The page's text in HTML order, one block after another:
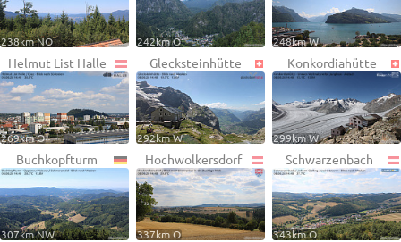
238km NO 242km O 248km W
Helmut List Halle
269km O
Glecksteinhütte
292km W
Konkordiahütte
299km W
Buchkopfturm
307km NW
Hochwolkersdorf
337km O
Schwarzenbach
343km O